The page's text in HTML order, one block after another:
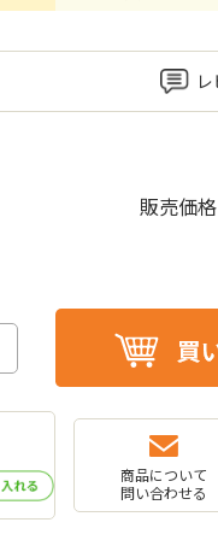
販売価格
商品について
問い合わせる